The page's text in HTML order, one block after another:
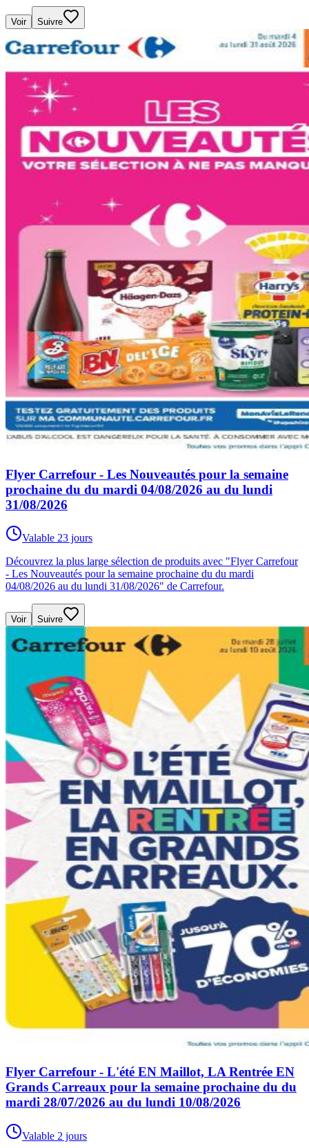
Voir Suivre
Flyer Carrefour - Les Nouveautés pour la semaine
prochaine du du mardi 04/08/2026 au du lundi
31/08/2026
Valable 23 jours
Découvrez la plus large sélection de produits avec "Flyer Carrefour
- Les Nouveautés pour la semaine prochaine du du mardi
04/08/2026 au du lundi 31/08/2026" de Carrefour.
Voir Suivre
Flyer Carrefour - L'été EN Maillot, LA Rentrée EN
Grands Carreaux pour la semaine prochaine du du
mardi 28/07/2026 au du lundi 10/08/2026
Valable 2 jours